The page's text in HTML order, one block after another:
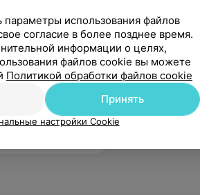
Надин
пожелания
использования файлов
согласие в более позднее время.
информации о целях,
файлов cookie вы можете
Политикой обработки файлов cookie
Принять
настройки Cookie